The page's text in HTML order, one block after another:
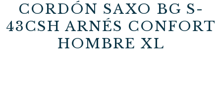
CORDÓN SAXO BG S-
43CSH ARNÉS CONFORT
HOMBRE XL